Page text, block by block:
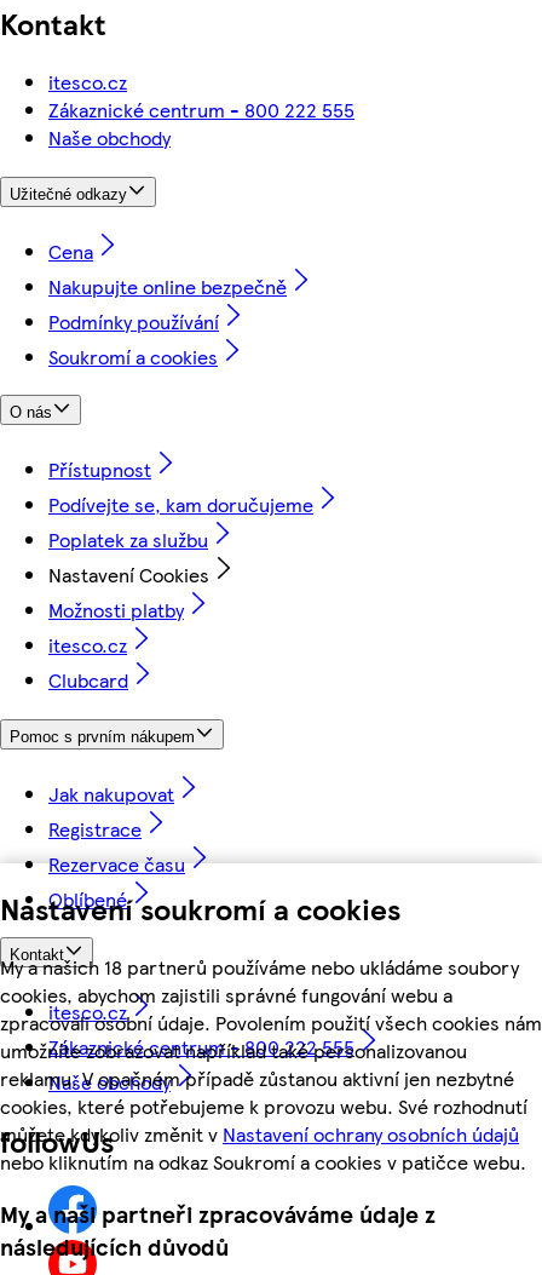
Nastavení soukromí a cookies
My a našich 18 partnerů používáme nebo ukládáme soubory
cookies, abychom zajistili správné fungování webu a
zpracovali osobní údaje. Povolením použití všech cookies nám
umožníte zobrazovat například také personalizovanou
reklamu. V opačném případě zůstanou aktivní jen nezbytné
cookies, které potřebujeme k provozu webu. Své rozhodnutí
můžete kdykoliv změnit v Nastavení ochrany osobních údajů
nebo kliknutím na odkaz Soukromí a cookies v patičce webu.
My a naši partneři zpracováváme údaje z
následujících důvodů
Kontakt
itesco.cz
Zákaznické centrum - 800 222 555
Naše obchody
Užitečné odkazy
Cena
Nakupujte online bezpečně
Podmínky používání
Soukromí a cookies
O nás
Přístupnost
Podívejte se, kam doručujeme
Poplatek za službu
Nastavení Cookies
Možnosti platby
itesco.cz
Clubcard
Pomoc s prvním nákupem
Jak nakupovat
Registrace
Rezervace času
Oblíbené
Kontakt
itesco.cz
Zákaznické centrum - 800 222 555
Naše obchody
followUs